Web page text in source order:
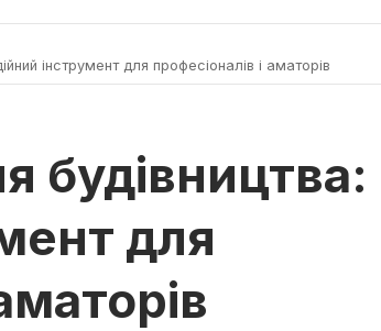
інструмент для професіоналів і аматорів
будівництва:
для